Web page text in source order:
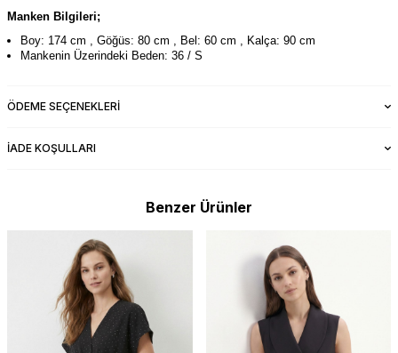
Manken Bilgileri;
Boy: 174 cm , Göğüs: 80 cm , Bel: 60 cm , Kalça: 90 cm
Mankenin Üzerindeki Beden: 36 / S
ÖDEME SEÇENEKLERI
İADE KOŞULLARI
Benzer Ürünler